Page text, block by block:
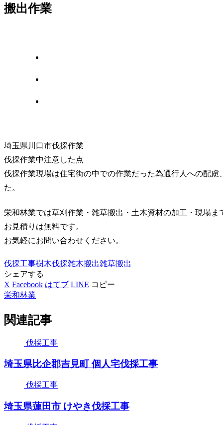
搬出作業
埼玉県川口市伐採作業
伐採作業中注意した点
伐採作業現場は住宅街の中での作業だった為通行人への配
た。
栄和林業では草刈作業・雑草搬出・土木資材の加工・現場ま
お見積りは無料です。
お気軽にお問い合わせください。
伐採工事樹木伐採雑木搬出雑草搬出
シェアする
X Facebook はてブ LINE コピー
栄和林業
関連記事
伐採工事
埼玉県比企郡吉見町 個人宅伐採工事
伐採工事
埼玉県蓮田市 けやき伐採工事